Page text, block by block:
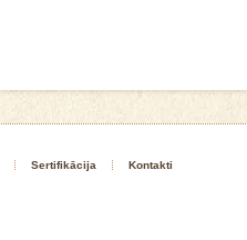
Sertifikācija Kontakti